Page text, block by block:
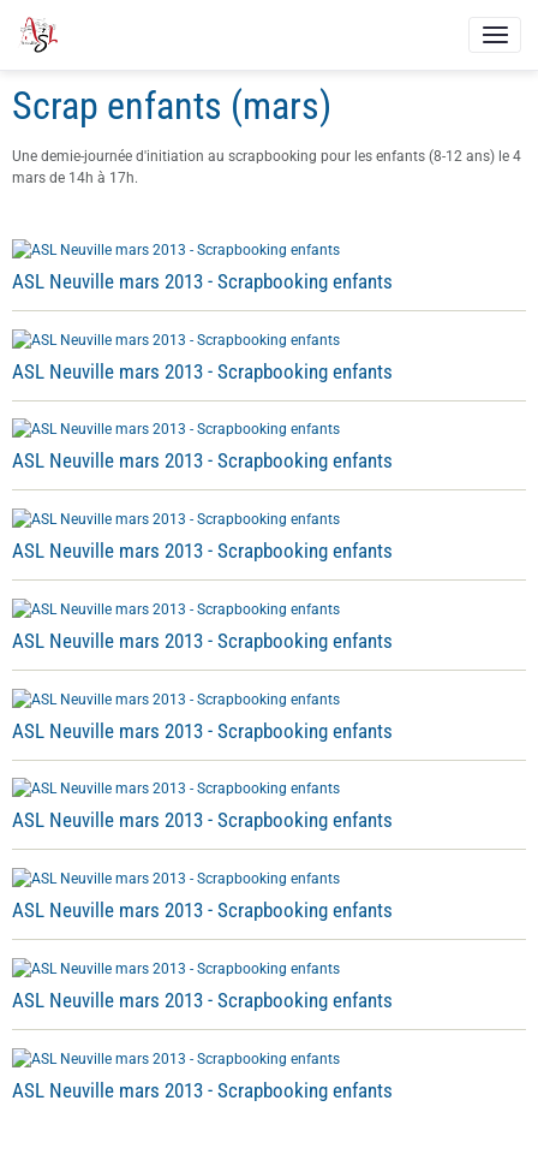
Scrap enfants (mars)
Une demie-journée d'initiation au scrapbooking pour les enfants (8-12 ans) le 4
mars de 14h à 17h.
ASL Neuville mars 2013 - Scrapbooking enfants
ASL Neuville mars 2013 - Scrapbooking enfants
ASL Neuville mars 2013 - Scrapbooking enfants
ASL Neuville mars 2013 - Scrapbooking enfants
ASL Neuville mars 2013 - Scrapbooking enfants
ASL Neuville mars 2013 - Scrapbooking enfants
ASL Neuville mars 2013 - Scrapbooking enfants
ASL Neuville mars 2013 - Scrapbooking enfants
ASL Neuville mars 2013 - Scrapbooking enfants
ASL Neuville mars 2013 - Scrapbooking enfants